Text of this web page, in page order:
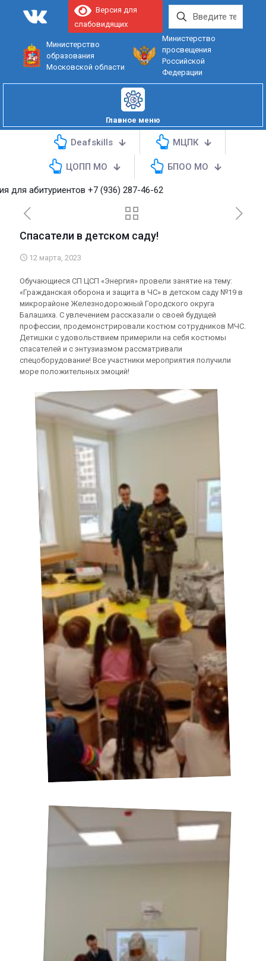
Министерство
образования
Московской области
Министерство
просвещения
Российской
Федерации
Версия для
слабовидящих
Главное меню
Deafskills МЦПК
ЦОПП МО БПОО МО
+7 (936) 287-46-62
Спасатели в детском саду!
12 марта, 2023
Обучающиеся СП ЦСП «Энергия» провели занятие на тему:
«Гражданская оборона и защита в ЧС» в детском саду №19 в
микрорайоне Железнодорожный Городского округа
Балашиха. С увлечением рассказали о своей будущей
профессии, продемонстрировали костюм сотрудников МЧС.
Детишки с удовольствием примерили на себя костюмы
спасателей и с энтузиазмом рассматривали
спецоборудование! Все участники мероприятия получили
море положительных эмоций!